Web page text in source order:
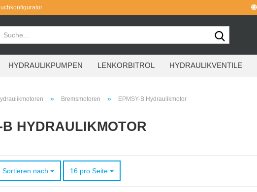
HYDRAULIKPUMPEN LENKORBITROL HYDRAULIKVENTILE
» Bremsmotoren » EPMSY-B Hydraulikmotor
B HYDRAULIKMOTOR
Sortieren nach
Sortieren nach 16 pro Seite
pro Seite